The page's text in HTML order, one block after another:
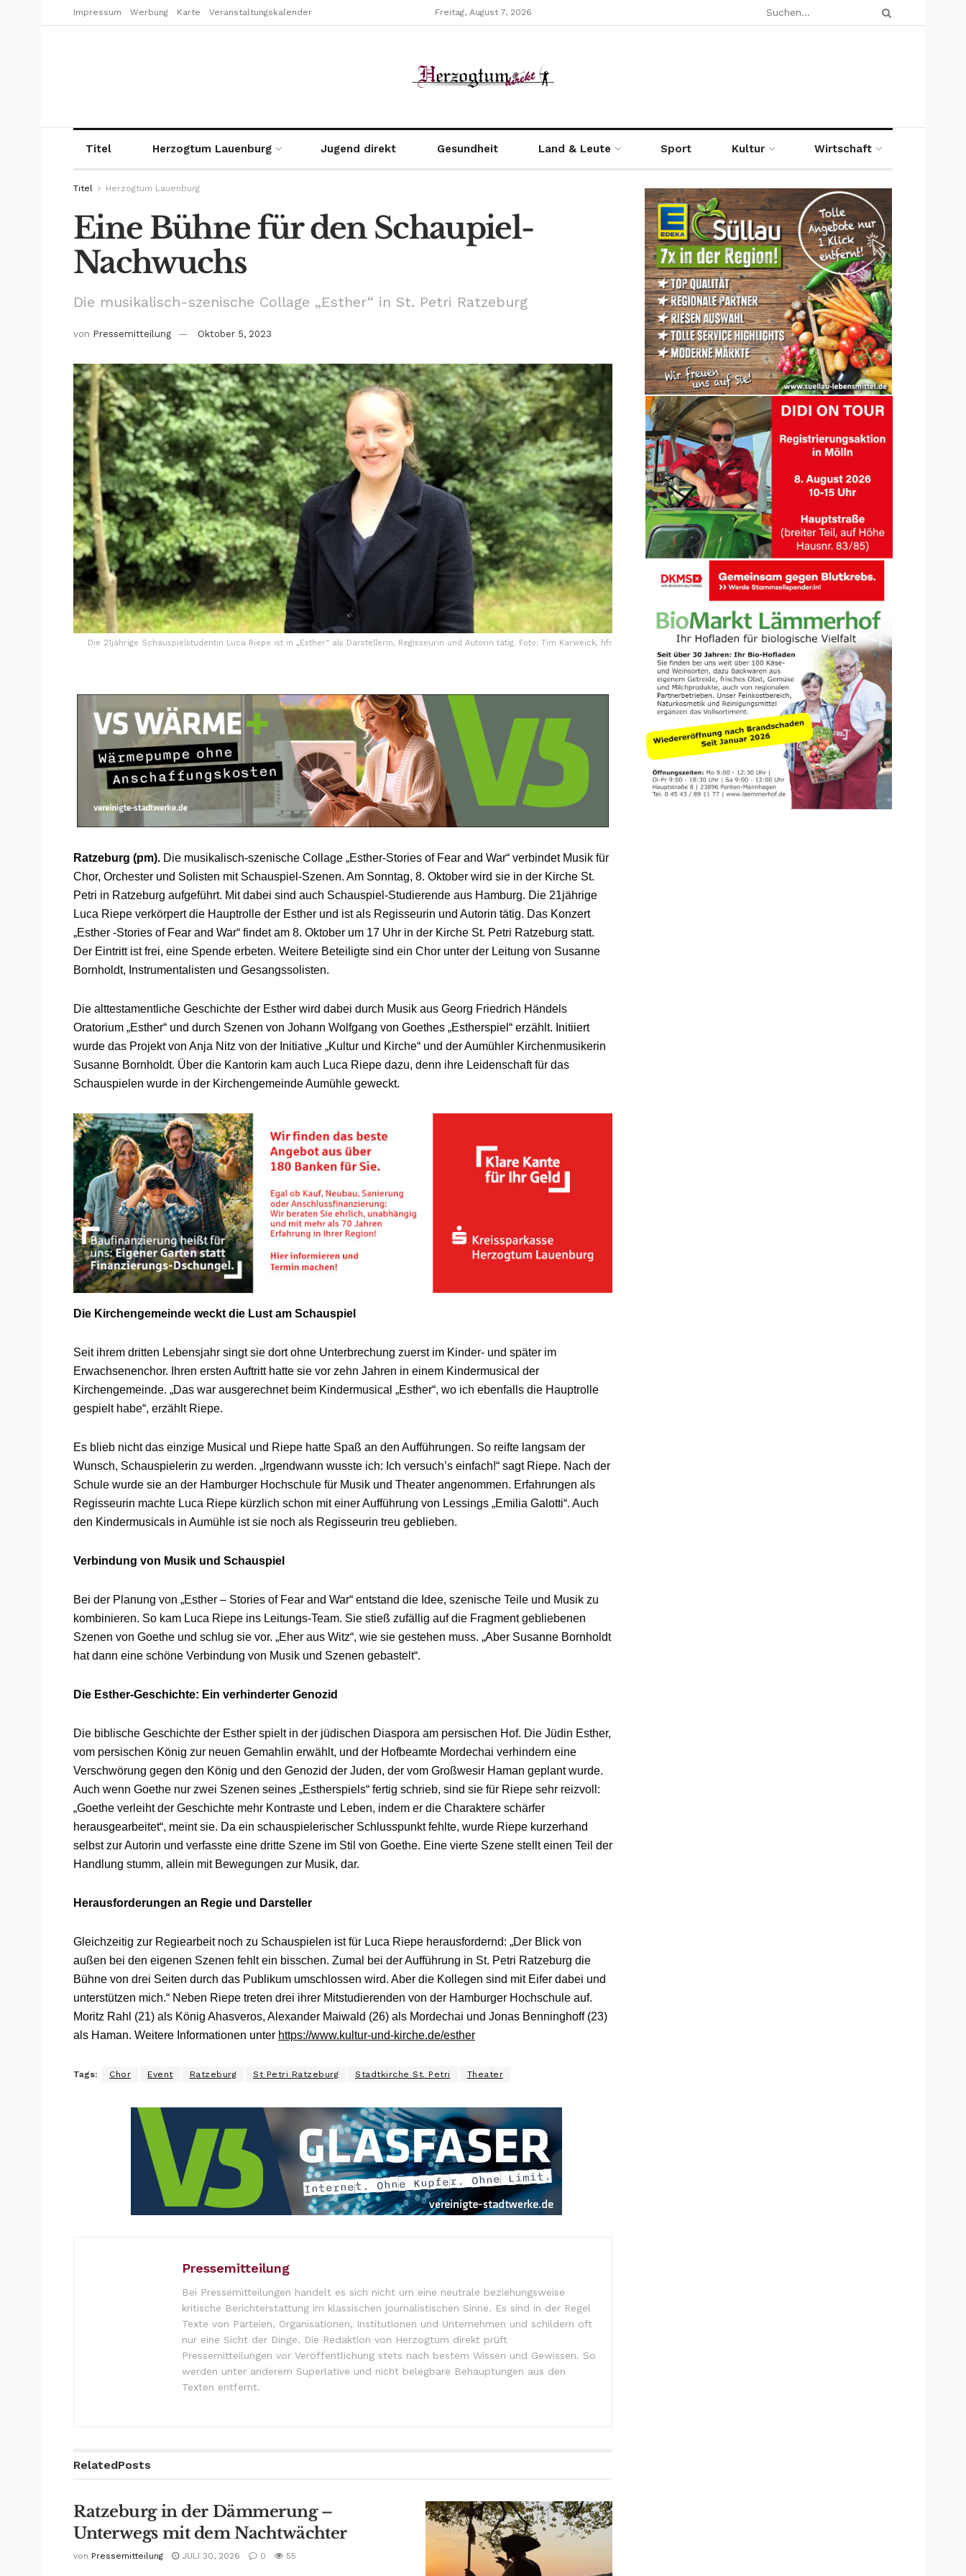
Impressum Werbung Karte Veranstaltungskalender Freitag, August 7, 2026
Titel Herzogtum Lauenburg Jugend direkt Gesundheit Land & Leute Sport Kultur Wirtschaft
Titel Herzogtum Lauenburg
Eine Bühne für den Schaupiel-
Nachwuchs
Die musikalisch-szenische Collage „Esther“ in St. Petri Ratzeburg
von Pressemitteilung Oktober 5, 2023
Die 21jährige Schauspielstudentin Luca Riepe ist in „Esther“ als Darstellerin, Regisseurin und Autorin tätig. Foto: Tim Karweick, hfr
Ratzeburg (pm). Die musikalisch-szenische Collage „Esther-Stories of Fear and War“ verbindet Musik für
Chor, Orchester und Solisten mit Schauspiel-Szenen. Am Sonntag, 8. Oktober wird sie in der Kirche St.
Petri in Ratzeburg aufgeführt. Mit dabei sind auch Schauspiel-Studierende aus Hamburg. Die 21jährige
Luca Riepe verkörpert die Hauptrolle der Esther und ist als Regisseurin und Autorin tätig. Das Konzert
„Esther -Stories of Fear and War“ findet am 8. Oktober um 17 Uhr in der Kirche St. Petri Ratzeburg statt.
Der Eintritt ist frei, eine Spende erbeten. Weitere Beteiligte sind ein Chor unter der Leitung von Susanne
Bornholdt, Instrumentalisten und Gesangssolisten.
Die alttestamentliche Geschichte der Esther wird dabei durch Musik aus Georg Friedrich Händels
Oratorium „Esther“ und durch Szenen von Johann Wolfgang von Goethes „Estherspiel“ erzählt. Initiiert
wurde das Projekt von Anja Nitz von der Initiative „Kultur und Kirche“ und der Aumühler Kirchenmusikerin
Susanne Bornholdt. Über die Kantorin kam auch Luca Riepe dazu, denn ihre Leidenschaft für das
Schauspielen wurde in der Kirchengemeinde Aumühle geweckt.
Die Kirchengemeinde weckt die Lust am Schauspiel
Seit ihrem dritten Lebensjahr singt sie dort ohne Unterbrechung zuerst im Kinder- und später im
Erwachsenenchor. Ihren ersten Auftritt hatte sie vor zehn Jahren in einem Kindermusical der
Kirchengemeinde. „Das war ausgerechnet beim Kindermusical „Esther“, wo ich ebenfalls die Hauptrolle
gespielt habe“, erzählt Riepe.
Es blieb nicht das einzige Musical und Riepe hatte Spaß an den Aufführungen. So reifte langsam der
Wunsch, Schauspielerin zu werden. „Irgendwann wusste ich: Ich versuch’s einfach!“ sagt Riepe. Nach der
Schule wurde sie an der Hamburger Hochschule für Musik und Theater angenommen. Erfahrungen als
Regisseurin machte Luca Riepe kürzlich schon mit einer Aufführung von Lessings „Emilia Galotti“. Auch
den Kindermusicals in Aumühle ist sie noch als Regisseurin treu geblieben.
Verbindung von Musik und Schauspiel
Bei der Planung von „Esther – Stories of Fear and War“ entstand die Idee, szenische Teile und Musik zu
kombinieren. So kam Luca Riepe ins Leitungs-Team. Sie stieß zufällig auf die Fragment gebliebenen
Szenen von Goethe und schlug sie vor. „Eher aus Witz“, wie sie gestehen muss. „Aber Susanne Bornholdt
hat dann eine schöne Verbindung von Musik und Szenen gebastelt“.
Die Esther-Geschichte: Ein verhinderter Genozid
Die biblische Geschichte der Esther spielt in der jüdischen Diaspora am persischen Hof. Die Jüdin Esther,
vom persischen König zur neuen Gemahlin erwählt, und der Hofbeamte Mordechai verhindern eine
Verschwörung gegen den König und den Genozid der Juden, der vom Großwesir Haman geplant wurde.
Auch wenn Goethe nur zwei Szenen seines „Estherspiels“ fertig schrieb, sind sie für Riepe sehr reizvoll:
„Goethe verleiht der Geschichte mehr Kontraste und Leben, indem er die Charaktere schärfer
herausgearbeitet“, meint sie. Da ein schauspielerischer Schlusspunkt fehlte, wurde Riepe kurzerhand
selbst zur Autorin und verfasste eine dritte Szene im Stil von Goethe. Eine vierte Szene stellt einen Teil der
Handlung stumm, allein mit Bewegungen zur Musik, dar.
Herausforderungen an Regie und Darsteller
Gleichzeitig zur Regiearbeit noch zu Schauspielen ist für Luca Riepe herausfordernd: „Der Blick von
außen bei den eigenen Szenen fehlt ein bisschen. Zumal bei der Aufführung in St. Petri Ratzeburg die
Bühne von drei Seiten durch das Publikum umschlossen wird. Aber die Kollegen sind mit Eifer dabei und
unterstützen mich.“ Neben Riepe treten drei ihrer Mitstudierenden von der Hamburger Hochschule auf.
Moritz Rahl (21) als König Ahasveros, Alexander Maiwald (26) als Mordechai und Jonas Benninghoff (23)
als Haman. Weitere Informationen unter https://www.kultur-und-kirche.de/esther
Tags: Chor Event Ratzeburg St Petri Ratzeburg Stadtkirche St. Petri Theater
Pressemitteilung
Bei Pressemitteilungen handelt es sich nicht um eine neutrale beziehungsweise
kritische Berichterstattung im klassischen journalistischen Sinne. Es sind in der Regel
Texte von Parteien, Organisationen, Institutionen und Unternehmen und schildern oft
nur eine Sicht der Dinge. Die Redaktion von Herzogtum direkt prüft
Pressemitteilungen vor Veröffentlichung stets nach bestem Wissen und Gewissen. So
werden unter anderem Superlative und nicht belegbare Behauptungen aus den
Texten entfernt.
RelatedPosts
Ratzeburg in der Dämmerung –
Unterwegs mit dem Nachtwächter
von Pressemitteilung JULI 30, 2026 0 55